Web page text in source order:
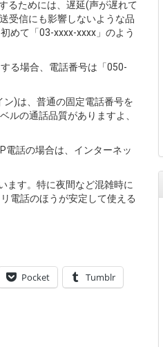
るためには、遅延(声が遅れて
受信にも影響しないような品
めて「03-xxxx-xxxx」のよう
る場合、電話番号は「050-
)は、普通の固定電話番号を
ルの通話品質がありますよ、
電話の場合は、インターネッ
ます。特に夜間など混雑時に
電話のほうが安定して使える
Pocket Tumblr